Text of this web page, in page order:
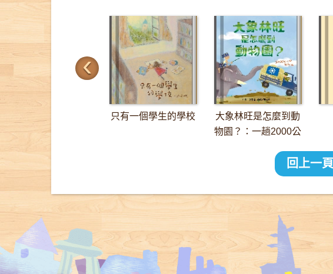
‹
只有一個學生的學校
大象林旺是怎麼到動
物園？：一趟2000公
回上一頁